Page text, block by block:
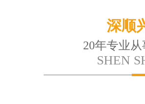
深顺
20年专业
SHEN